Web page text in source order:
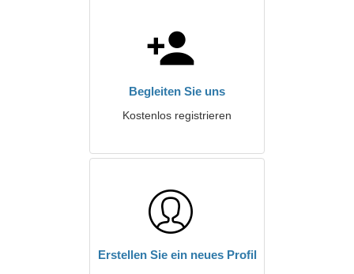
Begleiten Sie uns
Kostenlos registrieren
Erstellen Sie ein neues Profil